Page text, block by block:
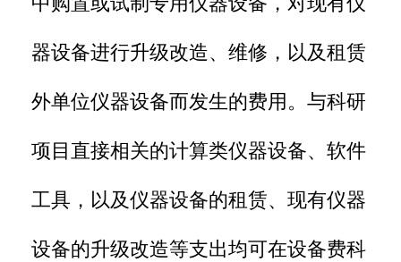
器设备进行升级改造、维修，以及租赁
外单位仪器设备而发生的费用。与科研
项目直接相关的计算类仪器设备、软件
工具，以及仪器设备的租赁、现有仪器
设备的升级改造等支出均可在设备费科